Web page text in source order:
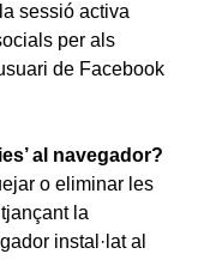
sessió activa
per als
de Facebook
al navegador?
o eliminar les
la
instal·lat al